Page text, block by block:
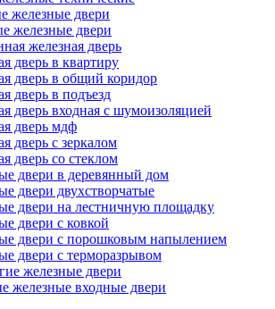
железные двери
железные двери
железная дверь
дверь в квартиру
дверь в общий коридор
дверь в подъезд
дверь входная с шумоизоляцией
дверь мдф
дверь с зеркалом
дверь со стеклом
двери в деревянный дом
двери двухстворчатые
двери на лестничную площадку
двери с ковкой
двери с порошковым напылением
двери с терморазрывом
железные двери
железные входные двери